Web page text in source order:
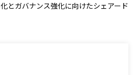
とガバナンス強化に向けたシェアード